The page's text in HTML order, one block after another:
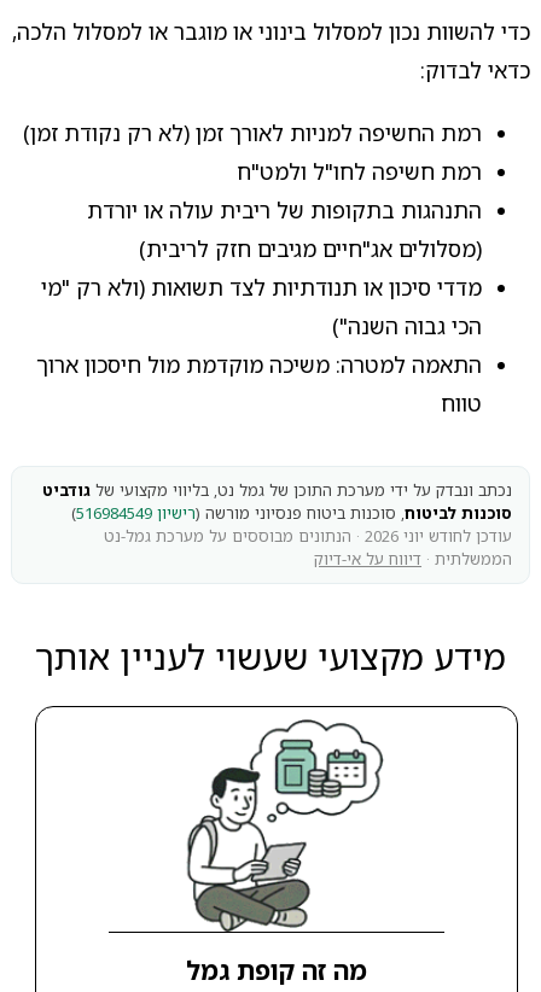
כדי להשוות נכון למסלול בינוני או מוגבר או למסלול הלכה,
כדאי לבדוק:
רמת החשיפה למניות לאורך זמן (לא רק נקודת זמן)
רמת חשיפה לחו"ל ולמט"ח
התנהגות בתקופות של ריבית עולה או יורדת
(מסלולים אג"חיים מגיבים חזק לריבית)
מדדי סיכון או תנודתיות לצד תשואות (ולא רק "מי
הכי גבוה השנה")
התאמה למטרה: משיכה מוקדמת מול חיסכון ארוך
טווח
נכתב ונבדק על ידי מערכת התוכן של גמל נט, בליווי מקצועי של גודביט
סוכנות לביטוח, סוכנות ביטוח פנסיוני מורשה (רישיון 516984549
)
עודכן לחודש יוני 2026 · הנתונים מבוססים על מערכת גמל-נט
הממשלתית · דיווח על אי-דיוק
מידע מקצועי שעשוי לעניין אותך
מה זה קופת גמל